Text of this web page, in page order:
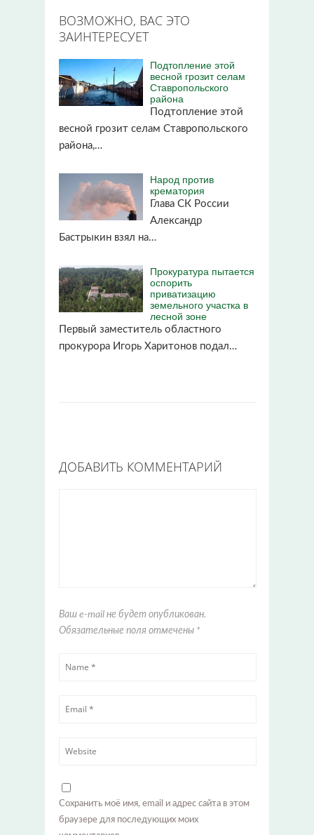
ВОЗМОЖНО, ВАС ЭТО
ЗАИНТЕРЕСУЕТ
Подтопление этой
весной грозит селам
Ставропольского
района
Подтопление этой
весной грозит селам Ставропольского
района,…
Народ против
крематория
Глава СК России
Александр
Бастрыкин взял на…
Прокуратура пытается
оспорить
приватизацию
земельного участка в
лесной зоне
Первый заместитель областного
прокурора Игорь Харитонов подал…
ДОБАВИТЬ КОММЕНТАРИЙ
Ваш e-mail не будет опубликован.
Обязательные поля отмечены *
Сохранить моё имя, email и адрес сайта в этом
браузере для последующих моих